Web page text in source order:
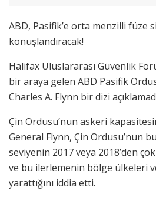
ABD, Pasifik’e orta menzilli füze
konuşlandıracak!
Halifax Uluslararası Güvenlik
bir araya gelen ABD Pasifik
Charles A. Flynn bir dizi
Çin Ordusu’nun askeri
General Flynn, Çin Ordusu’nun
seviyenin 2017 veya 2018’den
ve bu ilerlemenin bölge ülkeleri
yarattığını iddia etti.